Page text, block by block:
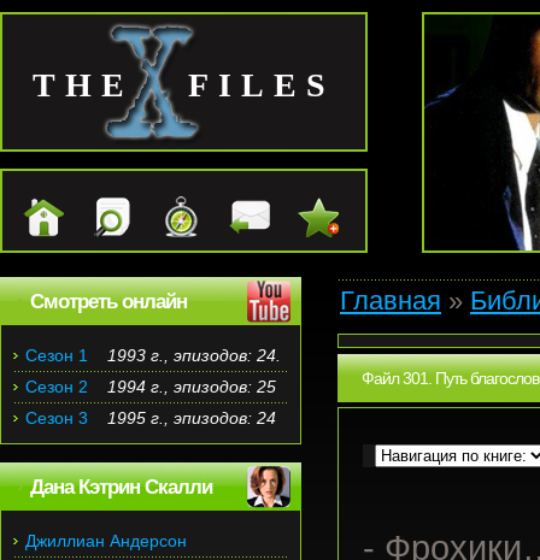
THE FILES
Главная »
Файл 301. Путь
-
Смотреть онлайн
Сезон 1
1993 г., эпизодов: 24.
Сезон 2
1994 г., эпизодов: 25
Сезон 3
1995 г., эпизодов: 24
Дана Кэтрин Скалли
Джиллиан Андерсон